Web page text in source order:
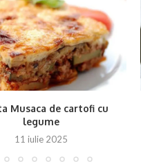
Musaca de cartofi cu
legume
11 iulie 2025